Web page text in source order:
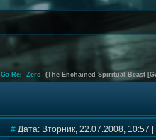
Ga-Rei -Zero- (The Enchained Spiritual Beast
# Дата: Вторник, 22.07.2008,